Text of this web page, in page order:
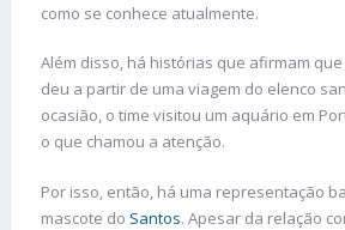
como se conhece atualmente.
Além disso, há histórias que afirmam
deu a partir de uma viagem do elenco
ocasião, o time visitou um aquário em
o que chamou a atenção.
Por isso, então, há uma representação
mascote do Santos. Apesar da relação